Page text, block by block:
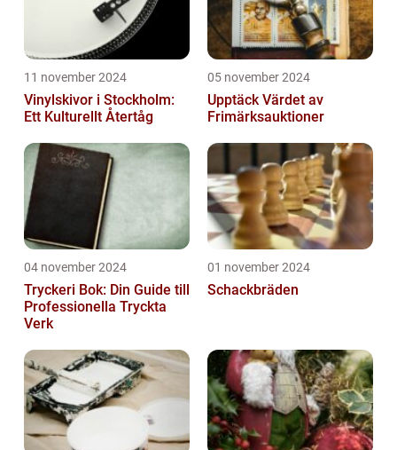
11 november 2024
Vinylskivor i Stockholm:
Ett Kulturellt Återtåg
05 november 2024
Upptäck Värdet av
Frimärksauktioner
04 november 2024
Tryckeri Bok: Din Guide till
Professionella Tryckta
Verk
01 november 2024
Schackbräden